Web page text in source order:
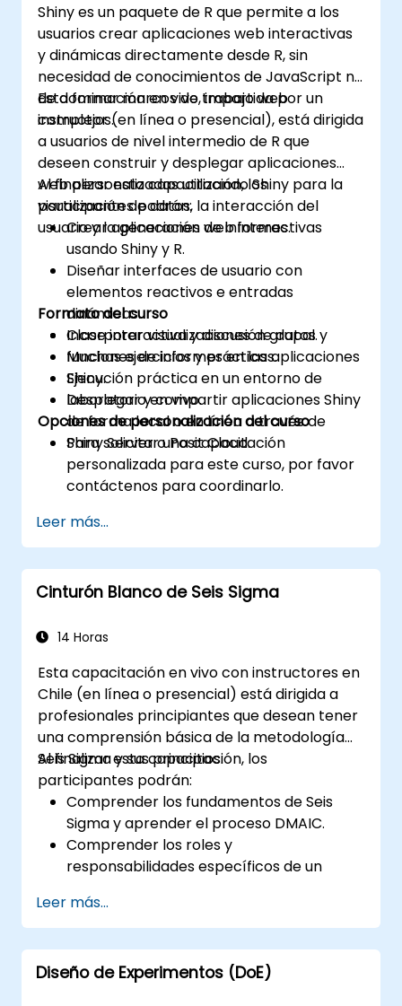
Shiny es un paquete de R que permite a los
usuarios crear aplicaciones web interactivas
y dinámicas directamente desde R, sin
necesidad de conocimientos de JavaScript ni
de dominar marcos de trabajo web
complejos.
Esta formación en vivo, impartida por un
instructor (en línea o presencial), está dirigida
a usuarios de nivel intermedio de R que
deseen construir y desplegar aplicaciones
web personalizadas utilizando Shiny para la
visualización de datos, la interacción del
usuario y la generación de informes.
Al finalizar esta capacitación, los
participantes podrán:
Crear aplicaciones web interactivas
usando Shiny y R.
Diseñar interfaces de usuario con
elementos reactivos e entradas
dinámicas.
Incorporar visualizaciones de datos y
funciones de informes en las aplicaciones
Shiny.
Desplegar y compartir aplicaciones Shiny
de forma local o en línea a través de
Shiny Server o Posit Cloud.
Formato del curso
Clase interactiva y discusión grupal.
Muchas ejercicios y prácticas.
Ejecución práctica en un entorno de
laboratorio en vivo.
Opciones de personalización del curso
Para solicitar una capacitación
personalizada para este curso, por favor
contáctenos para coordinarlo.
Leer más...
Cinturón Blanco de Seis Sigma
14 Horas
Esta capacitación en vivo con instructores en
Chile (en línea o presencial) está dirigida a
profesionales principiantes que desean tener
una comprensión básica de la metodología
Seis Sigma y sus principios.
Al finalizar esta capacitación, los
participantes podrán:
Comprender los fundamentos de Seis
Sigma y aprender el proceso DMAIC.
Comprender los roles y
responsabilidades específicos de un
proyecto de Seis Sigma.
Aprender a aplicar los principios de Seis
Sigma para identificar oportunidades de
mejora y apoyar proyectos de Seis Sigma
Leer más...
Diseño de Experimentos (DoE)